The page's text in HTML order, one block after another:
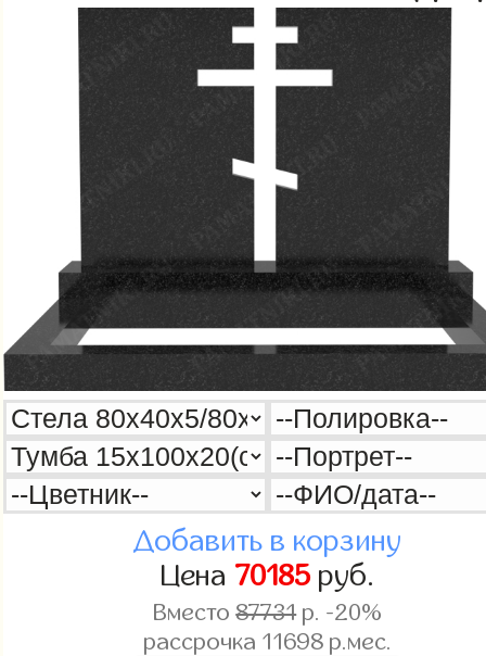
Добавить в корзину
Цена 70185руб.
Вместо87731р. -20%
рассрочка 11698 р.мес.